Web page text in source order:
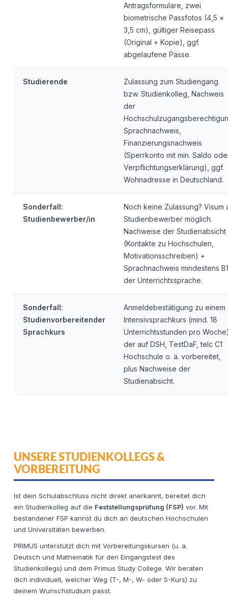
Antragsformulare, zwei
biometrische Passfotos (4,5 ×
3,5 cm), gültiger Reisepass
(Original + Kopie), ggf.
abgelaufene Pässe.
Studierende
Zulassung zum Studiengang
bzw. Studienkolleg, Nachweis
der
Sprachnachweis,
Finanzierungsnachweis
(Sperrkonto mit min. Saldo
Verpflichtungserklärung), ggf.
Wohnadresse in Deutschland.
Sonderfall:
Studienbewerber/in
Noch keine Zulassung? Visum
Studienbewerber möglich.
Nachweise der Studienabsicht
(Kontakte zu Hochschulen,
Motivationsschreiben) +
Sprachnachweis mindestens B1
der Unterrichtssprache.
Sonderfall:
Studienvorbereitender
Sprachkurs
Anmeldebestätigung zu einem
Intensivsprachkurs (mind. 18
Unterrichtsstunden pro
der auf DSH, TestDaF, telc C1
Hochschule o. ä. vorbereitet,
plus Nachweise der
Studienabsicht.
UNSERE STUDIENKOLLEGS &
VORBEREITUNG
Ist dein Schulabschluss nicht direkt anerkannt, bereitet dich
ein Studienkolleg auf die Feststellungsprüfung (FSP) vor. Mit
bestandener FSP kannst du dich an deutschen Hochschulen
und Universitäten bewerben.
PRIMUS unterstützt dich mit Vorbereitungskursen (u. a.
Deutsch und Mathematik für den Eingangstest des
Studienkollegs) und dem Primus Study College. Wir beraten
dich individuell, welcher Weg (T-, M-, W- oder S-Kurs) zu
deinem Wunschstudium passt.